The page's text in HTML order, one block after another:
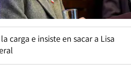
carga e insiste en sacar a Lisa